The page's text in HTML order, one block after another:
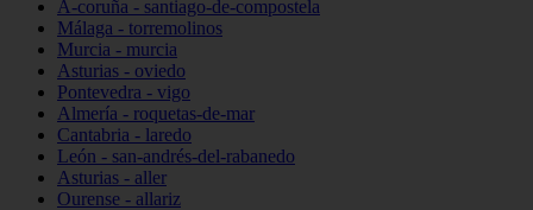
A-coruña - santiago-de-compostela
Málaga - torremolinos
Murcia - murcia
Asturias - oviedo
Pontevedra - vigo
Almería - roquetas-de-mar
Cantabria - laredo
León - san-andrés-del-rabanedo
Asturias - aller
Ourense - allariz